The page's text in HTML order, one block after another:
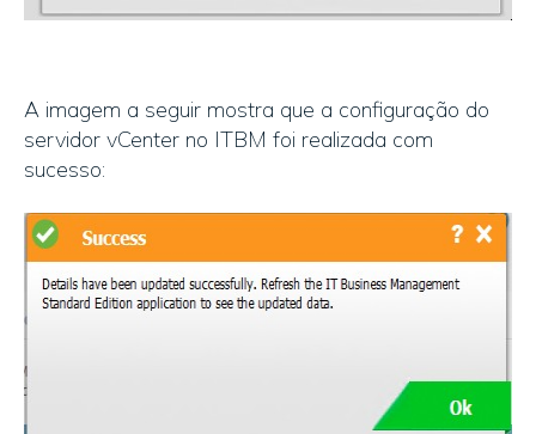
A imagem a seguir mostra que a configuração do
servidor vCenter no ITBM foi realizada com
sucesso: